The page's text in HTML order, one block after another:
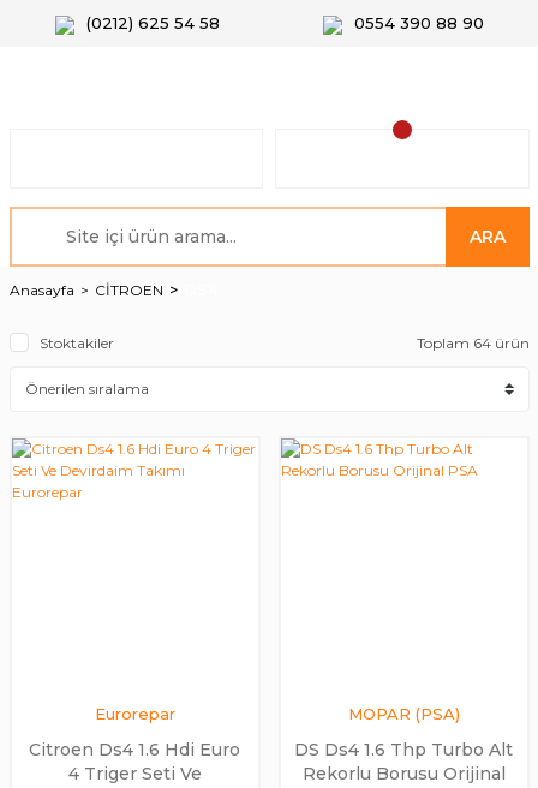
(0212) 625 54 58 0554 390 88 90
ARA
Anasayfa CİTROEN
Stoktakiler Toplam 64 ürün
Eurorepar
Citroen Ds4 1.6 Hdi Euro
4 Triger Seti Ve
MOPAR (PSA)
DS Ds4 1.6 Thp Turbo Alt
Rekorlu Borusu Orijinal